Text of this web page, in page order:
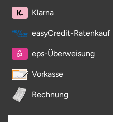
Klarna
easyCredit-Ratenkauf
eps-Überweisung
Vorkasse
Rechnung
Sulz am Neckar
Tannheimer Tal
Tegernsee